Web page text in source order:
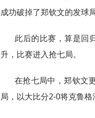
成功破掉了郑钦文的发球
此后的比赛，算是回
升，比赛进入抢七局。
在抢七局中，郑钦文
局，以大比分2-0将克鲁格